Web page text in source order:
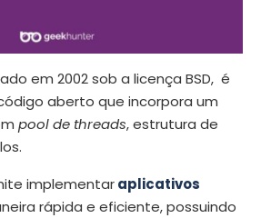
em 2002 sob a licença BSD, é
aberto que incorpora um
pool de threads, estrutura de
implementaraplicativos
rápida e eficiente, possuindo